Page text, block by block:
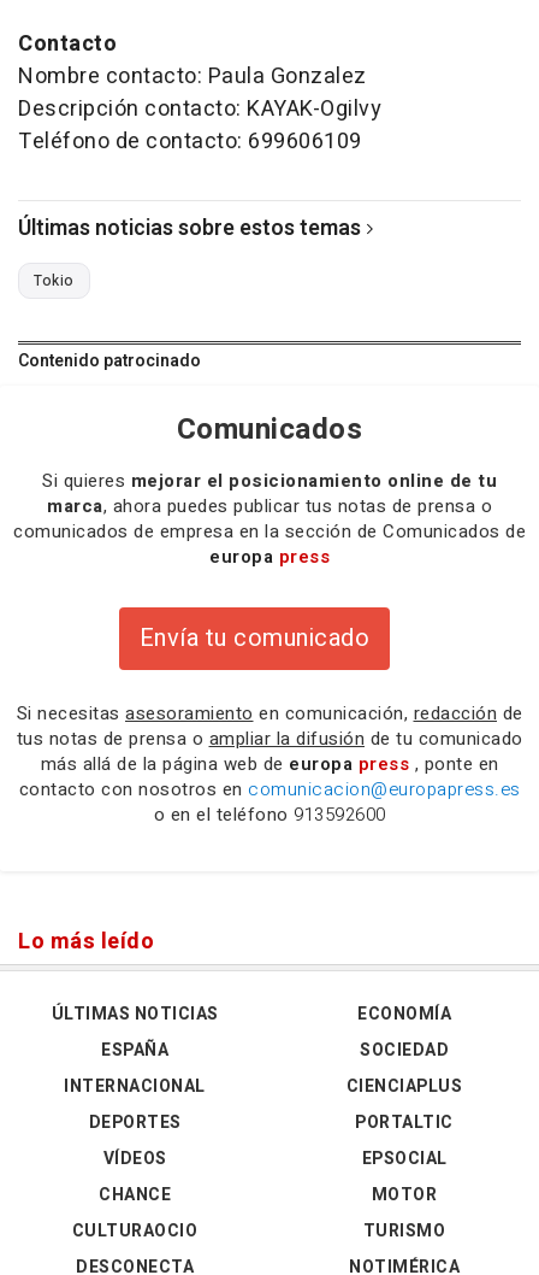
Contacto
Nombre contacto: Paula Gonzalez
Descripción contacto: KAYAK-Ogilvy
Teléfono de contacto: 699606109
Últimas noticias sobre estos temas
Tokio
Contenido patrocinado
Comunicados
Si quieres mejorar el posicionamiento online de tu
marca, ahora puedes publicar tus notas de prensa o
comunicados de empresa en la sección de Comunicados de
europa press
Envía tu comunicado
Si necesitas asesoramiento en comunicación, redacción de
tus notas de prensa o ampliar la difusión de tu comunicado
más allá de la página web de europa press , ponte en
contacto con nosotros en comunicacion@europapress.es
o en el teléfono 913592600
Lo más leído
ÚLTIMAS NOTICIAS
ESPAÑA
INTERNACIONAL
DEPORTES
VÍDEOS
ECONOMÍA
SOCIEDAD
CIENCIAPLUS
PORTALTIC
EPSOCIAL
CHANCE
CULTURAOCIO
DESCONECTA
MOTOR
TURISMO
NOTIMÉRICA